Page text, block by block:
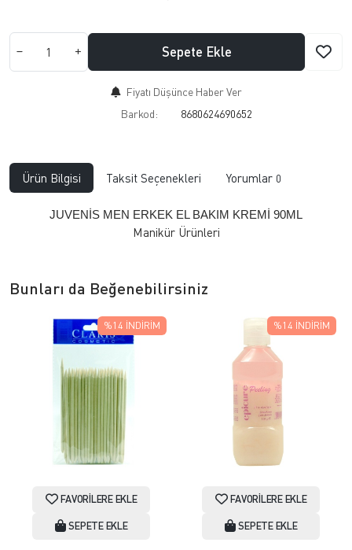
Sepete Ekle
Fiyatı Düşünce Haber Ver
Barkod:
8680624690652
Ürün Bilgisi Taksit Seçenekleri Yorumlar 0
JUVENİS MEN ERKEK EL BAKIM KREMİ 90ML
Manikür Ürünleri
Bunları da Beğenebilirsiniz
FAVORILERE EKLE
SEPETE EKLE
%14 İNDIRIM
FAVORILERE EKLE
SEPETE EKLE
%14 İNDIRIM